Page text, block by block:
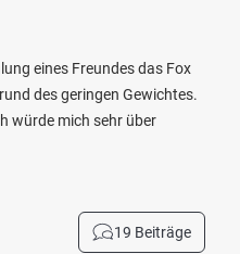
eines Freundes das Fox
des geringen Gewichtes.
würde mich sehr über
19 Beiträge